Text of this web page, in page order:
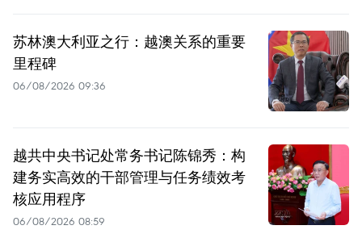
苏林澳大利亚之行：越澳关系的重要
里程碑
06/08/2026 09:36
越共中央书记处常务书记陈锦秀：构
建务实高效的干部管理与任务绩效考
核应用程序
06/08/2026 08:59